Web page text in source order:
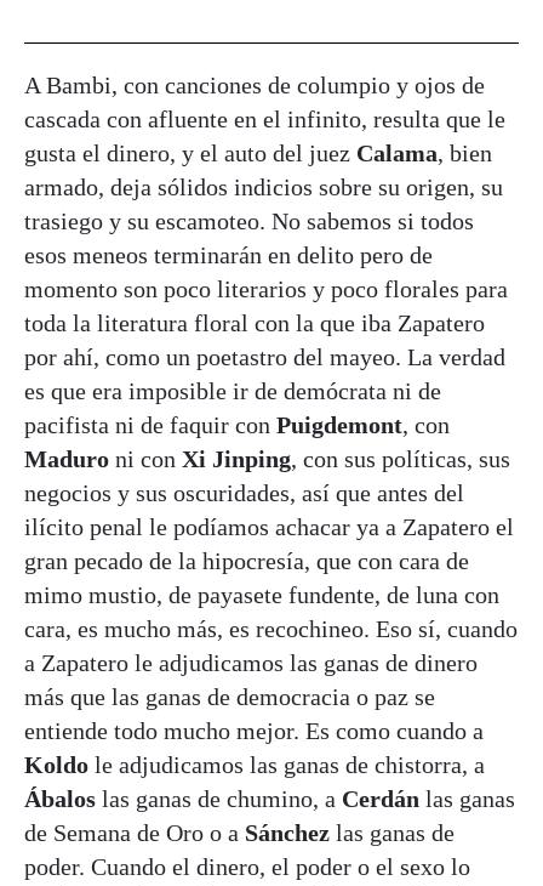
A Bambi, con canciones de columpio y ojos de
cascada con afluente en el infinito, resulta que le
gusta el dinero, y el auto del juez Calama, bien
armado, deja sólidos indicios sobre su origen, su
trasiego y su escamoteo. No sabemos si todos
esos meneos terminarán en delito pero de
momento son poco literarios y poco florales para
toda la literatura floral con la que iba Zapatero
por ahí, como un poetastro del mayeo. La verdad
es que era imposible ir de demócrata ni de
pacifista ni de faquir con Puigdemont, con
Maduro ni con Xi Jinping, con sus políticas, sus
negocios y sus oscuridades, así que antes del
ilícito penal le podíamos achacar ya a Zapatero el
gran pecado de la hipocresía, que con cara de
mimo mustio, de payasete fundente, de luna con
cara, es mucho más, es recochineo. Eso sí, cuando
a Zapatero le adjudicamos las ganas de dinero
más que las ganas de democracia o paz se
entiende todo mucho mejor. Es como cuando a
Koldo le adjudicamos las ganas de chistorra, a
Ábalos las ganas de chumino, a Cerdán las ganas
de Semana de Oro o a Sánchez las ganas de
poder. Cuando el dinero, el poder o el sexo lo